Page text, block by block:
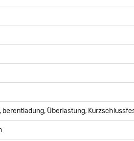
Überlastung,